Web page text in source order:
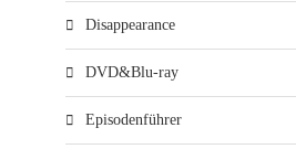
Disappearance
DVD&Blu-ray
Episodenführer